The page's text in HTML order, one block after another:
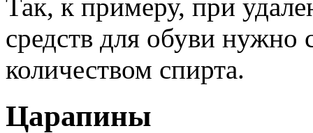
Так, к примеру, при
средств для обуви
количеством спирта.
Царапины